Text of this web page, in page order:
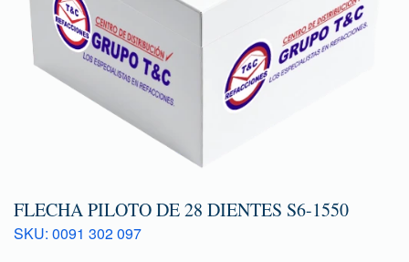
FLECHA PILOTO DE 28 DIENTES S6-1550
SKU: 0091 302 097